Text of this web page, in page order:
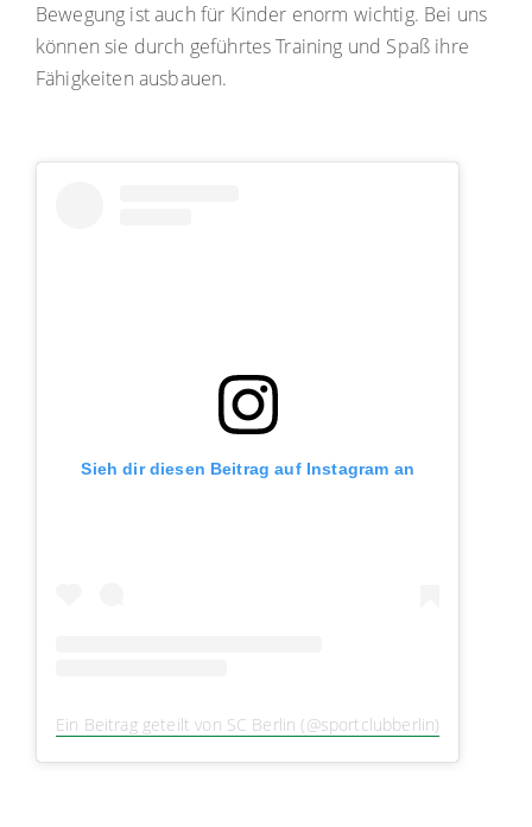
Bewegung ist auch für Kinder enorm wichtig. Bei uns
können sie durch geführtes Training und Spaß ihre
Fähigkeiten ausbauen.
Sieh dir diesen Beitrag auf Instagram an
Ein Beitrag geteilt von SC Berlin (@sportclubberlin)